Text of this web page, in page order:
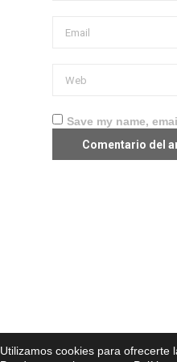
Save my name,
Utilizamos cookies para ofrecerte